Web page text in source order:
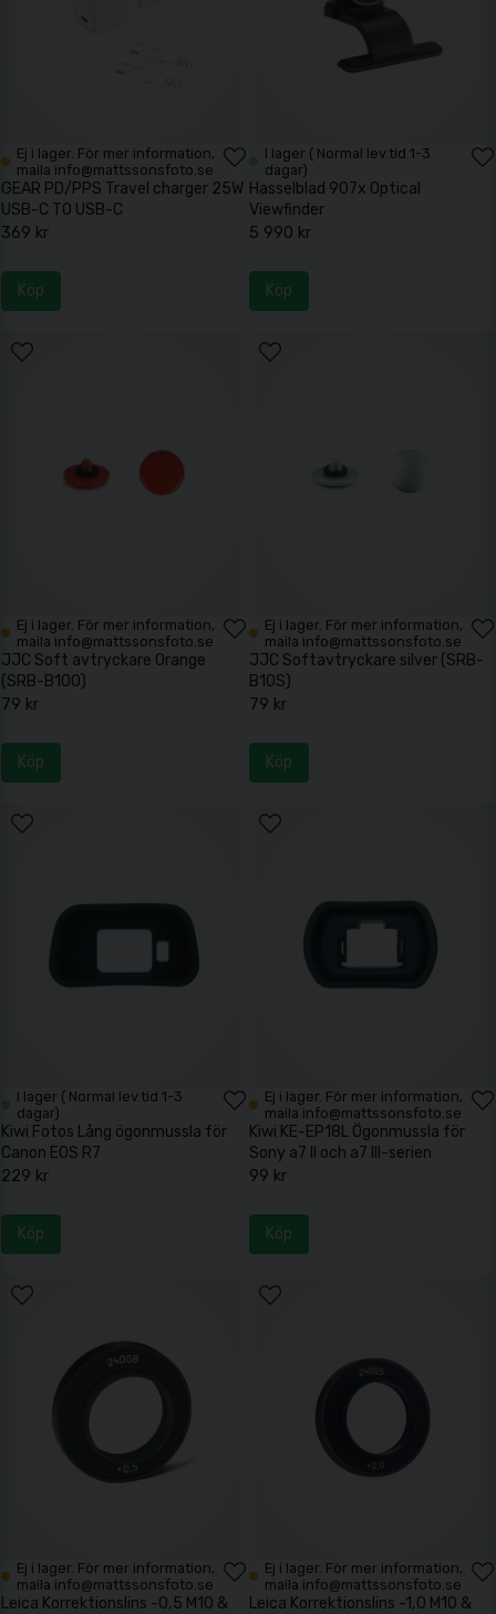
Ej i lager. För mer information,
maila info@mattssonsfoto.se
GEAR PD/PPS Travel charger 25W
USB-C TO USB-C
369 kr
Köp
I lager ( Normal lev.tid 1-3
dagar)
Hasselblad 907x Optical
Viewfinder
5 990 kr
Köp
Ej i lager. För mer information,
maila info@mattssonsfoto.se
JJC Soft avtryckare Orange
(SRB-B10O)
79 kr
Köp
Ej i lager. För mer information,
maila info@mattssonsfoto.se
JJC Softavtryckare silver (SRB-
B10S)
79 kr
Köp
I lager ( Normal lev.tid 1-3
dagar)
Kiwi Fotos Lång ögonmussla för
Canon EOS R7
229 kr
Köp
Ej i lager. För mer information,
maila info@mattssonsfoto.se
Kiwi KE-EP18L Ögonmussla för
Sony a7 II och a7 III-serien
99 kr
Köp
Ej i lager. För mer information,
maila info@mattssonsfoto.se
Leica Korrektionslins -0,5 M10 &
Ej i lager. För mer information,
maila info@mattssonsfoto.se
Leica Korrektionslins -1,0 M10 &